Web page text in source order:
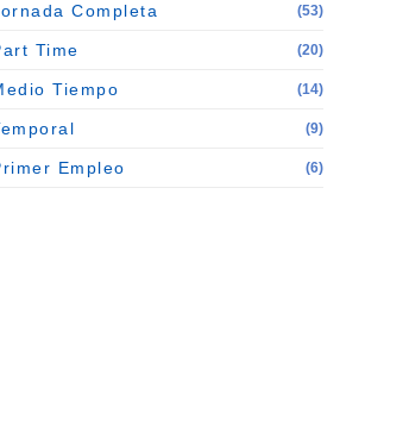
Completa (53)
Time (20)
Tiempo (14)
(9)
Empleo (6)